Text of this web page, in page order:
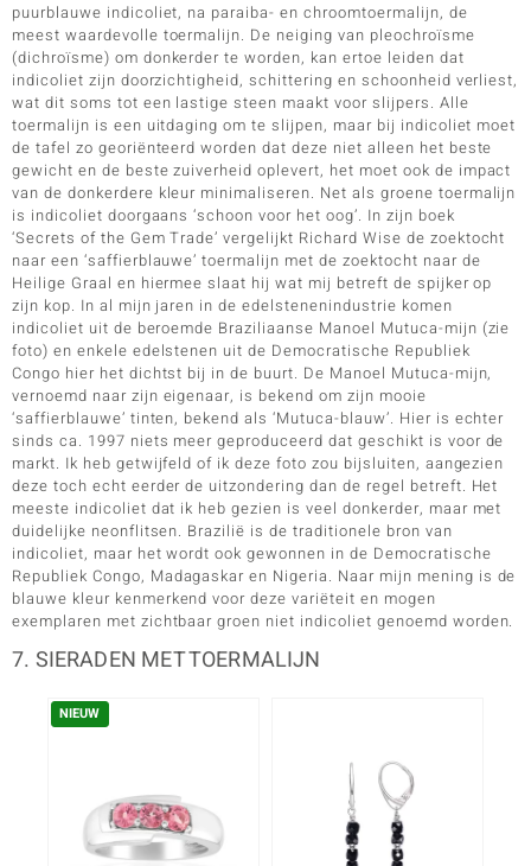
puurblauwe indicoliet, na paraiba- en chroomtoermalijn, de
meest waardevolle toermalijn. De neiging van pleochroïsme
(dichroïsme) om donkerder te worden, kan ertoe leiden dat
indicoliet zijn doorzichtigheid, schittering en schoonheid verliest,
wat dit soms tot een lastige steen maakt voor slijpers. Alle
toermalijn is een uitdaging om te slijpen, maar bij indicoliet moet
de tafel zo georiënteerd worden dat deze niet alleen het beste
gewicht en de beste zuiverheid oplevert, het moet ook de impact
van de donkerdere kleur minimaliseren. Net als groene toermalijn
is indicoliet doorgaans ‘schoon voor het oog’. In zijn boek
‘Secrets of the Gem Trade’ vergelijkt Richard Wise de zoektocht
naar een ‘saffierblauwe’ toermalijn met de zoektocht naar de
Heilige Graal en hiermee slaat hij wat mij betreft de spijker op
zijn kop. In al mijn jaren in de edelstenenindustrie komen
indicoliet uit de beroemde Braziliaanse Manoel Mutuca-mijn (zie
foto) en enkele edelstenen uit de Democratische Republiek
Congo hier het dichtst bij in de buurt. De Manoel Mutuca-mijn,
vernoemd naar zijn eigenaar, is bekend om zijn mooie
‘saffierblauwe’ tinten, bekend als ‘Mutuca-blauw’. Hier is echter
sinds ca. 1997 niets meer geproduceerd dat geschikt is voor de
markt. Ik heb getwijfeld of ik deze foto zou bijsluiten, aangezien
deze toch echt eerder de uitzondering dan de regel betreft. Het
meeste indicoliet dat ik heb gezien is veel donkerder, maar met
duidelijke neonflitsen. Brazilië is de traditionele bron van
indicoliet, maar het wordt ook gewonnen in de Democratische
Republiek Congo, Madagaskar en Nigeria. Naar mijn mening is de
blauwe kleur kenmerkend voor deze variëteit en mogen
exemplaren met zichtbaar groen niet indicoliet genoemd worden.
7. SIERADEN MET TOERMALIJN
NIEUW